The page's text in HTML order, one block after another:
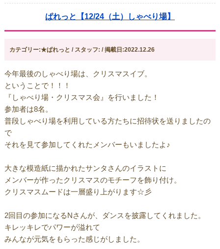
ぱれっと【12/24（土）しゃべり場】
カテゴリー:★ぱれっと / スタッフ: / 掲載日:2022.12.26
今年最後のしゃべり場は、クリスマスイブ。
ということで！！！
『しゃべり場・クリスマス会』を行いました！
参加者は8名。
普段しゃべり場を利用している方たちに招待状を送りましたの
で
それを見て参加してくれたメンバーもいましたよ♪
大きな模造紙に描かれたサンタさんのイラストに
メンバーが作ったクリスマスのモチーフを飾り付け。
クリスマスムードは一層盛り上がります☆彡
2回目の参加になるNさんが、ダンスを披露してくれました。
キレッキレでパワーが溢れて
みんなが元気をもらった感じがしました。